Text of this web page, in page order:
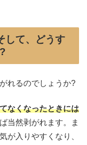
して、どうす
れるのでしょうか?
なくなったときには
当然剥がれます。ま
が入りやすくなり、